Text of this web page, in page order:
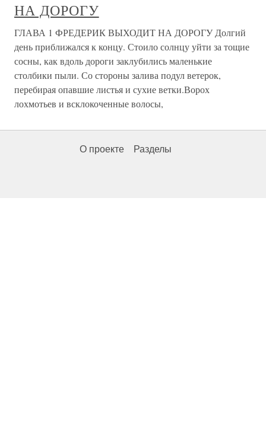
НА ДОРОГУ
ГЛАВА 1 ФРЕДЕРИК ВЫХОДИТ НА ДОРОГУ Долгий
день приближался к концу. Стоило солнцу уйти за тощие
сосны, как вдоль дороги заклубились маленькие
столбики пыли. Со стороны залива подул ветерок,
перебирая опавшие листья и сухие ветки.Ворох
лохмотьев и всклокоченные волосы,
О проекте Разделы